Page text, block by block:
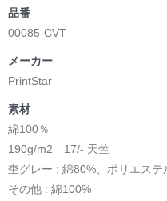
品番
00085-CVT
メーカー
PrintStar
素材
綿100％
190g/m2 17/- 天竺
杢グレー : 綿80%、ポリエステ
その他 : 綿100%